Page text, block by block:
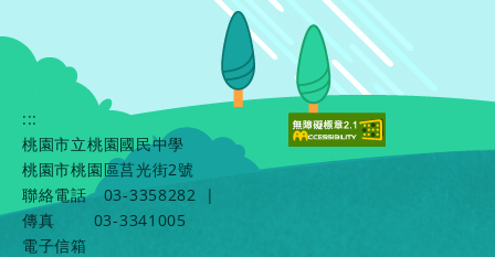
:::
桃園市立桃園國民中學
桃園市桃園區莒光街2號
聯絡電話
03-3358282
|
傳真
03-3341005
電子信箱